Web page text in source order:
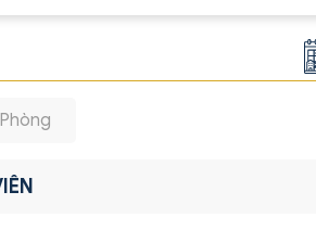
Phòng